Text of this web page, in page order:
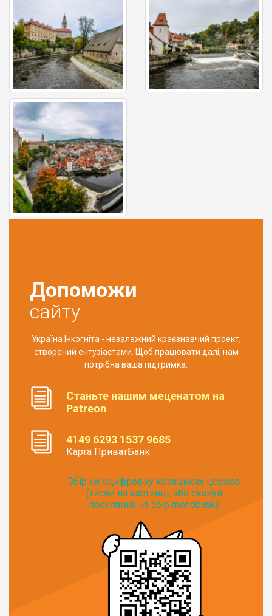
Допоможи
сайту
Україна Інкогніта - незалежний краєзнавчий проект,
створений ентузіастами. Щоб працювати далі, нам
потрібна ваша підтримка.
Станьте нашим меценатом на
Patreon
4149 6293 1537 9685
Карта ПриватБанк
Збір на оцифровку козацьких церков
(тисни на картинці, або скануй
посилання на збір monobank):